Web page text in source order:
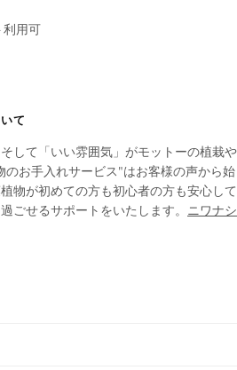
用可
て
して「いい雰囲気」がモットーの植栽や
お手入れサービス"はお客様の声から始
物が初めての方も初心者の方も安心して
ごせるサポートをいたします。 ニワナシ